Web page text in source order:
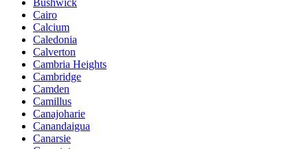
Cairo
Calcium
Caledonia
Calverton
Cambria Heights
Cambridge
Camden
Camillus
Canajoharie
Canandaigua
Canarsie